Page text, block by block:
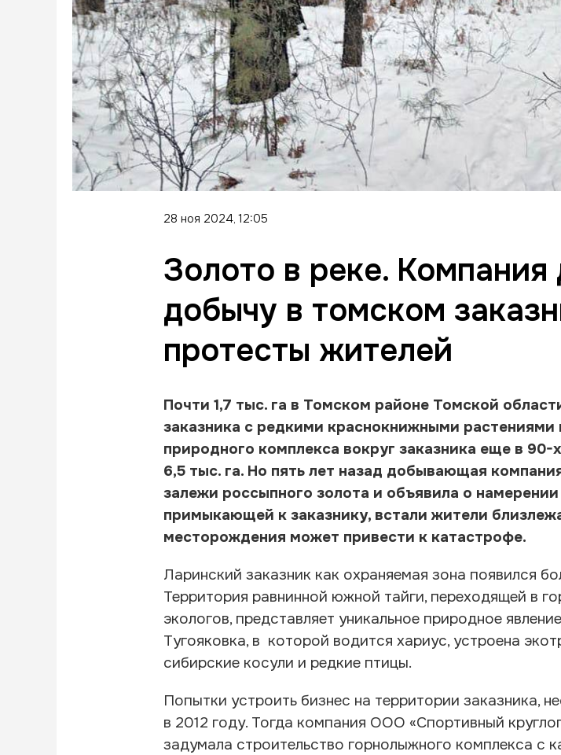
28 ноя 2024, 12:05
Золото в реке. Компания
добычу в томском
протесты жителей
Почти 1,7 тыс. га в Томском районе Томской
заказника с редкими краснокнижными
природного комплекса вокруг заказника еще в
6,5 тыс. га. Но пять лет назад добывающая
залежи россыпного золота и объявила о
примыкающей к заказнику, встали жители
месторождения может привести к катастрофе.
Ларинский заказник как охраняемая зона появился
Территория равнинной южной тайги, переходящей в
экологов, представляет уникальное природное
Тугояковка, в которой водится хариус, устроена
сибирские косули и редкие птицы.
Попытки устроить бизнес на территории заказника,
в 2012 году. Тогда компания ООО «Спортивный
задумала строительство горнолыжного комплекса с